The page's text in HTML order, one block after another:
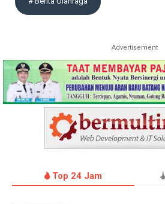
Advertisement
Top 24 Jam